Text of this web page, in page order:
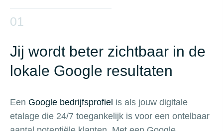
01
Jij wordt beter zichtbaar in de
lokale Google resultaten
Een Google bedrijfsprofiel is als jouw digitale
etalage die 24/7 toegankelijk is voor een ontelbaar